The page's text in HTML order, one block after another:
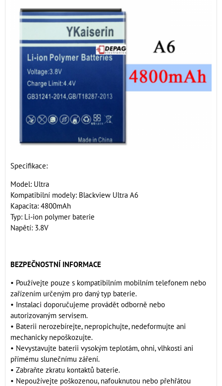
Specifikace:
Model: Ultra
Kompatibilní modely: Blackview Ultra A6
Kapacita: 4800mAh
Typ: Li-ion polymer baterie
Napětí: 3.8V
BEZPEČNOSTNÍ INFORMACE
• Používejte pouze s kompatibilním mobilním telefonem nebo
zařízením určeným pro daný typ baterie.
• Instalaci doporučujeme provádět odborně nebo
autorizovaným servisem.
• Baterii nerozebírejte, nepropichujte, nedeformujte ani
mechanicky nepoškozujte.
• Nevystavujte baterii vysokým teplotám, ohni, vlhkosti ani
přímému slunečnímu záření.
• Zabraňte zkratu kontaktů baterie.
• Nepoužívejte poškozenou, nafouknutou nebo přehřátou